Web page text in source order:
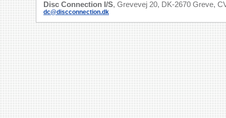
Disc Connection I/S, Grevevej 20, DK-2670 Greve,
dc@discconnection.dk